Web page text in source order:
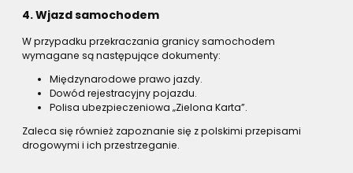
4. Wjazd samochodem
W przypadku przekraczania granicy samochodem
wymagane są następujące dokumenty:
Międzynarodowe prawo jazdy.
Dowód rejestracyjny pojazdu.
Polisa ubezpieczeniowa „Zielona Karta”.
Zaleca się również zapoznanie się z polskimi przepisami
drogowymi i ich przestrzeganie.